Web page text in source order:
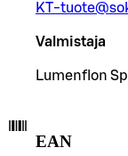
KT-
Valmistaja
Lumenflon
EAN